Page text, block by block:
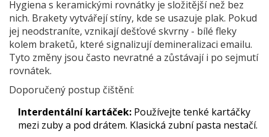
Hygiena s keramickými rovnátky je složitější než bez
nich. Brakety vytvářejí stíny, kde se usazuje plak. Pokud
jej neodstraníte, vznikají dešťové skvrny - bílé fleky
kolem braketů, které signalizují demineralizaci emailu.
Tyto změny jsou často nevratné a zůstávají i po sejmutí
rovnátek.
Doporučený postup čištění:
Interdentální kartáček: Používejte tenké kartáčky
mezi zuby a pod drátem. Klasická zubní pasta nestačí.